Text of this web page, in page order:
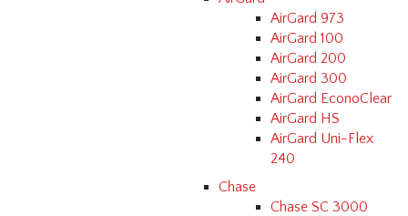
AirGard 973
AirGard 100
AirGard 200
AirGard 300
AirGard EconoClear
AirGard HS
AirGard Uni-Flex
240
Chase
Chase SC 3000